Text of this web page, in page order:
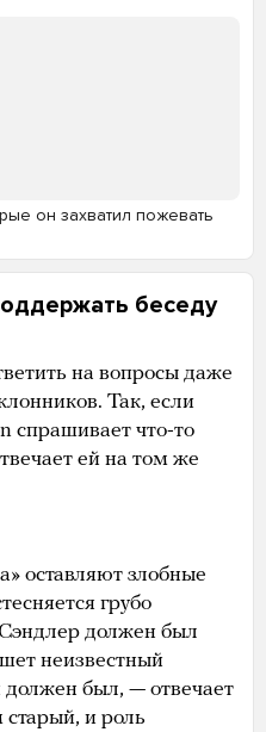
он захватил пожевать
беседу
на вопросы даже
Так, если
спрашивает что-то
ей на том же
оставляют злобные
грубо
должен был
неизвестный
должен был, — отвечает
и роль